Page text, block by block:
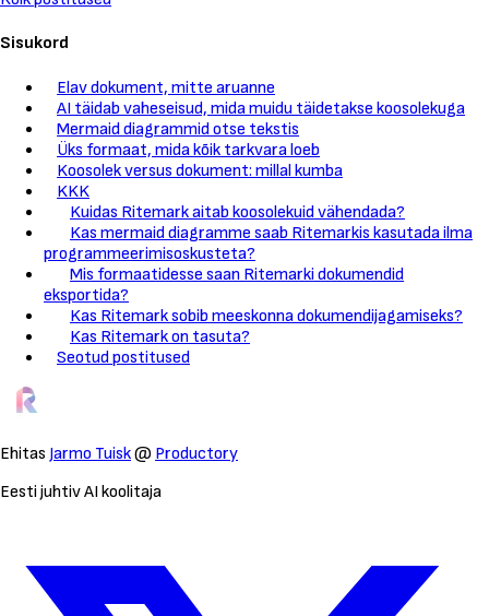
Sisukord
Elav dokument, mitte aruanne
AI täidab vaheseisud, mida muidu täidetakse koosolekuga
Mermaid diagrammid otse tekstis
Üks formaat, mida kõik tarkvara loeb
Koosolek versus dokument: millal kumba
KKK
Kuidas Ritemark aitab koosolekuid vähendada?
Kas mermaid diagramme saab Ritemarkis kasutada ilma
programmeerimisoskusteta?
Mis formaatidesse saan Ritemarki dokumendid
eksportida?
Kas Ritemark sobib meeskonna dokumendijagamiseks?
Kas Ritemark on tasuta?
Seotud postitused
Ehitas Jarmo Tuisk@ Productory
Eesti juhtiv AI koolitaja